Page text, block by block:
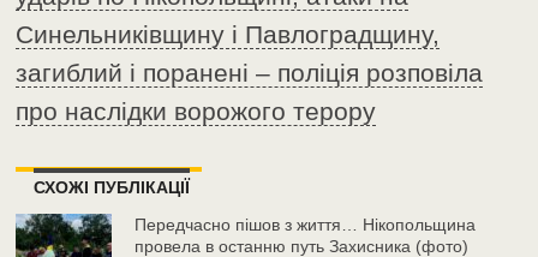
Синельниківщину і Павлоградщину,
загиблий і поранені – поліція розповіла
про наслідки ворожого терору
СХОЖІ ПУБЛІКАЦІЇ
Передчасно пішов з життя… Нікопольщина
провела в останню путь Захисника (фото)